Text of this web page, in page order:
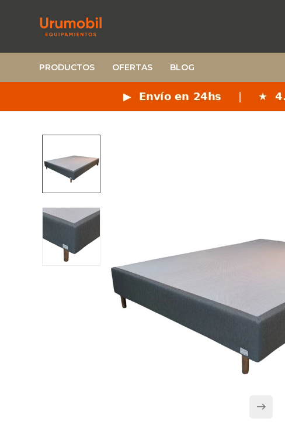
PRODUCTOS OFERTAS BLOG